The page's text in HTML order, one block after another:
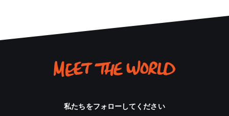
私たちをフォローしてください